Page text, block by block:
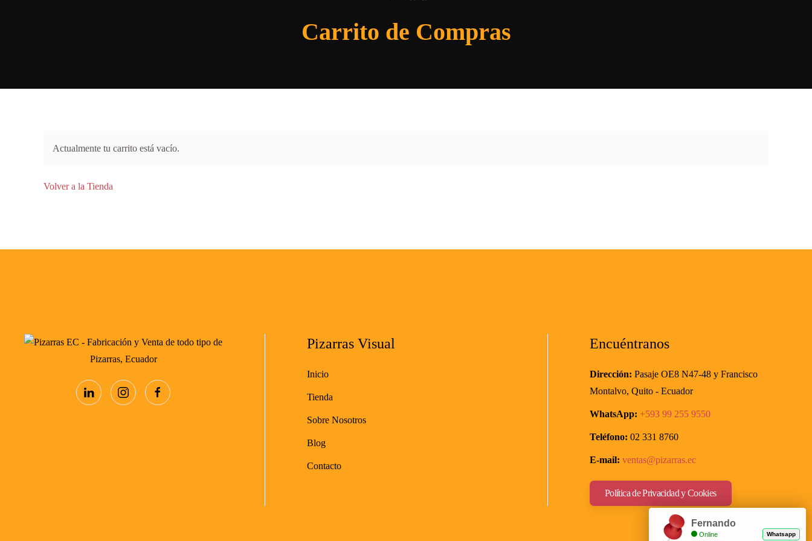
Carrito de Compras
Actualmente tu carrito está vacío.
Volver a la Tienda
Pizarras Visual
Inicio
Tienda
Sobre Nosotros
Blog
Contacto
Encuéntranos
Dirección: Pasaje OE8 N47-48 y Francisco
Montalvo, Quito - Ecuador
WhatsApp: +593 99 255 9550
Teléfono: 02 331 8760
E-mail: ventas@pizarras.ec
Política de Privacidad y Cookies
Fernando
Online Whatsapp